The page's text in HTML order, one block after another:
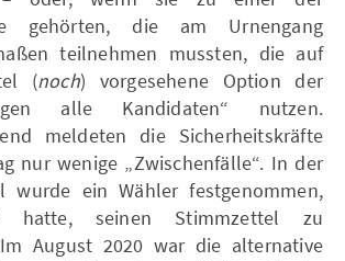
gehörten, die am Urnengang
teilnehmen mussten, die auf
(noch) vorgesehene Option der
alle Kandidaten“ nutzen.
meldeten die Sicherheitskräfte
nur wenige „Zwischenfälle“. In der
wurde ein Wähler festgenommen,
hatte, seinen Stimmzettel zu
August 2020 war die alternative